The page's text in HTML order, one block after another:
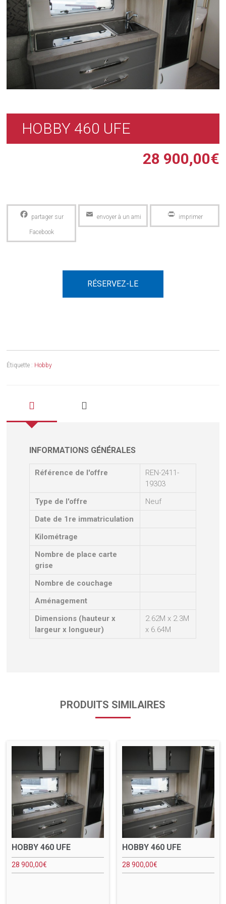
HOBBY 460 UFE
28 900,00€
Facebook Email PrintFriendly
RÉSERVEZ-LE
Étiquette : Hobby
INFORMATIONS GÉNÉRALES
Référence de l'offre
REN-2411-
19303
Type de l'offre
Neuf
Date de 1re immatriculation
Kilométrage
Nombre de place carte
grise
Nombre de couchage
Aménagement
Dimensions (hauteur x
largeur x longueur)
2.62M x 2.3M
x 6.64M
PRODUITS SIMILAIRES
HOBBY 460 UFE
28 900,00€
HOBBY 460 UFE
28 900,00€